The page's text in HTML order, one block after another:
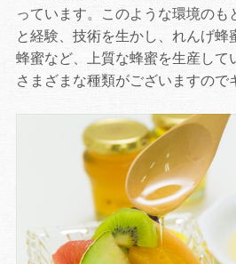
っています。このような環境のも
と経験、技術を生かし、れんげ蜂
蜂蜜など、上質な蜂蜜を生産して
さまざまな種類がございますので